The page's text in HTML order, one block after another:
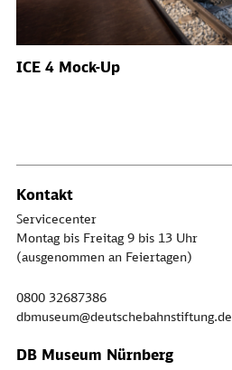
ICE 4 Mock-Up
Kontakt
Servicecenter
Montag bis Freitag 9 bis 13 Uhr
(ausgenommen an Feiertagen)
0800 32687386
dbmuseum@deutschebahnstiftung.de
DB Museum Nürnberg